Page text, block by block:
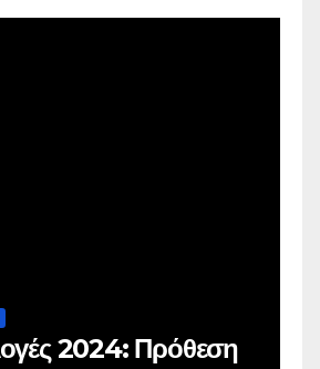
2024: Πρόθεση